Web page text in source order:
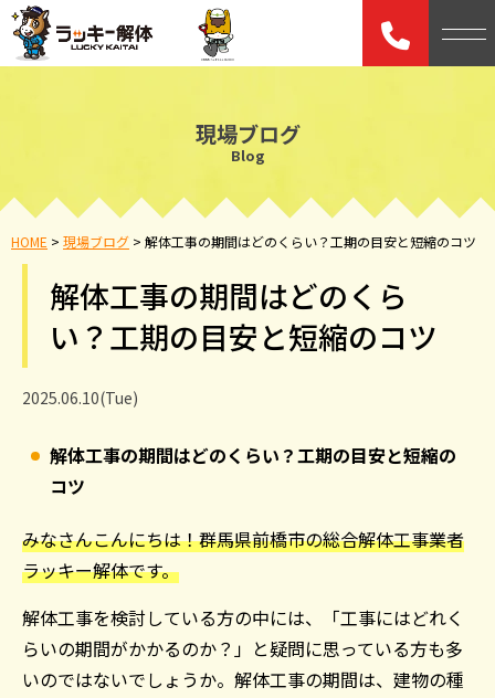
現場ブログ
Blog
HOME > 現場ブログ > 解体工事の期間はどのくらい？工期の目安と短縮のコツ
解体工事の期間はどのくら
い？工期の目安と短縮のコツ
2025.06.10(Tue)
解体工事の期間はどのくらい？工期の目安と短縮の
コツ
みなさんこんにちは！群馬県前橋市の総合解体工事業者
ラッキー解体です。
解体工事を検討している方の中には、「工事にはどれく
らいの期間がかかるのか？」と疑問に思っている方も多
いのではないでしょうか。解体工事の期間は、建物の種